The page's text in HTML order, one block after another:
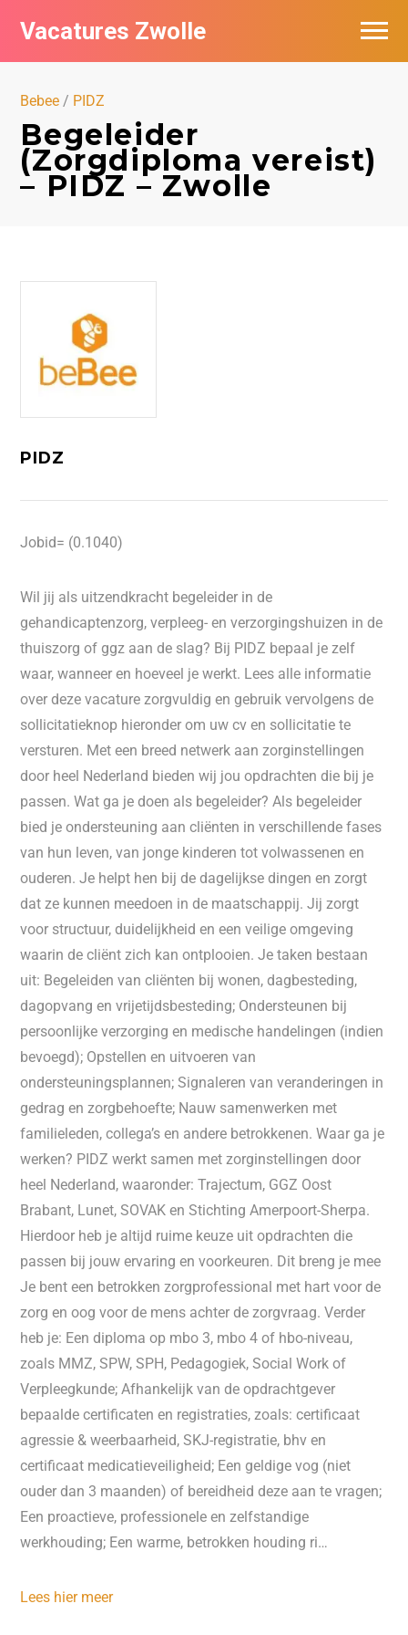
Vacatures Zwolle
Bebee / PIDZ
Begeleider
(Zorgdiploma vereist)
– PIDZ – Zwolle
PIDZ
Jobid= (0.1040)
Wil jij als uitzendkracht begeleider in de
gehandicaptenzorg, verpleeg- en verzorgingshuizen in de
thuiszorg of ggz aan de slag? Bij PIDZ bepaal je zelf
waar, wanneer en hoeveel je werkt. Lees alle informatie
over deze vacature zorgvuldig en gebruik vervolgens de
sollicitatieknop hieronder om uw cv en sollicitatie te
versturen. Met een breed netwerk aan zorginstellingen
door heel Nederland bieden wij jou opdrachten die bij je
passen. Wat ga je doen als begeleider? Als begeleider
bied je ondersteuning aan cliënten in verschillende fases
van hun leven, van jonge kinderen tot volwassenen en
ouderen. Je helpt hen bij de dagelijkse dingen en zorgt
dat ze kunnen meedoen in de maatschappij. Jij zorgt
voor structuur, duidelijkheid en een veilige omgeving
waarin de cliënt zich kan ontplooien. Je taken bestaan
uit: Begeleiden van cliënten bij wonen, dagbesteding,
dagopvang en vrijetijdsbesteding; Ondersteunen bij
persoonlijke verzorging en medische handelingen (indien
bevoegd); Opstellen en uitvoeren van
ondersteuningsplannen; Signaleren van veranderingen in
gedrag en zorgbehoefte; Nauw samenwerken met
familieleden, collega’s en andere betrokkenen. Waar ga je
werken? PIDZ werkt samen met zorginstellingen door
heel Nederland, waaronder: Trajectum, GGZ Oost
Brabant, Lunet, SOVAK en Stichting Amerpoort-Sherpa.
Hierdoor heb je altijd ruime keuze uit opdrachten die
passen bij jouw ervaring en voorkeuren. Dit breng je mee
Je bent een betrokken zorgprofessional met hart voor de
zorg en oog voor de mens achter de zorgvraag. Verder
heb je: Een diploma op mbo 3, mbo 4 of hbo-niveau,
zoals MMZ, SPW, SPH, Pedagogiek, Social Work of
Verpleegkunde; Afhankelijk van de opdrachtgever
bepaalde certificaten en registraties, zoals: certificaat
agressie & weerbaarheid, SKJ-registratie, bhv en
certificaat medicatieveiligheid; Een geldige vog (niet
ouder dan 3 maanden) of bereidheid deze aan te vragen;
Een proactieve, professionele en zelfstandige
werkhouding; Een warme, betrokken houding ri…
Lees hier meer
Vacatures per bedrijf
Nieuwsbrief feed